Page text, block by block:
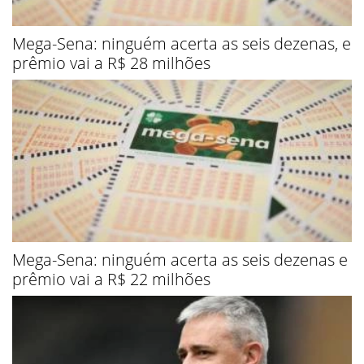
Mega-Sena: ninguém acerta as seis dezenas, e
prêmio vai a R$ 28 milhões
Mega-Sena: ninguém acerta as seis dezenas e
prêmio vai a R$ 22 milhões